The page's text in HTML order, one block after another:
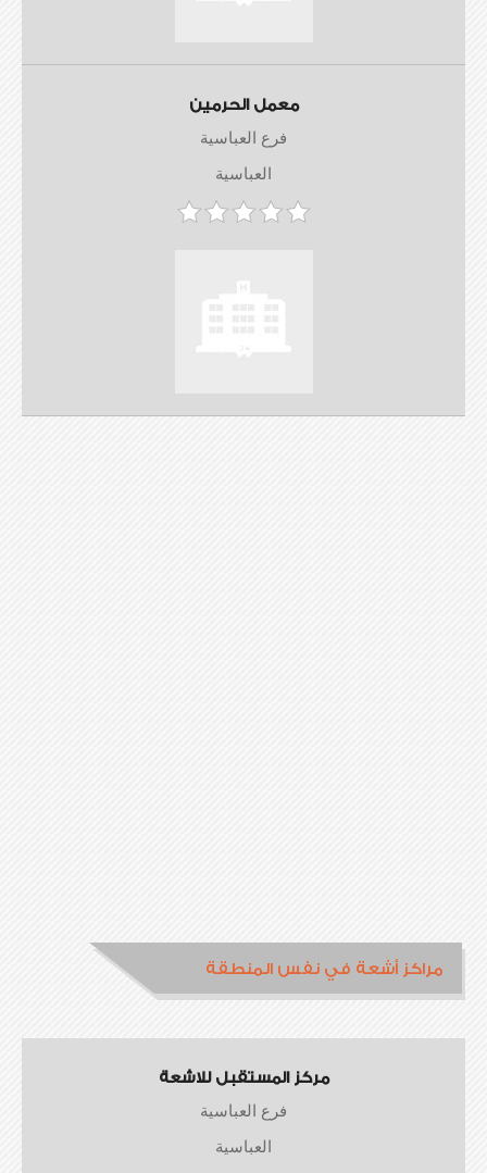
معمل الحرمين
فرع العباسية
العباسية
مراكز أشعة في نفس المنطقة
مركز المستقبل للاشعة
فرع العباسية
العباسية